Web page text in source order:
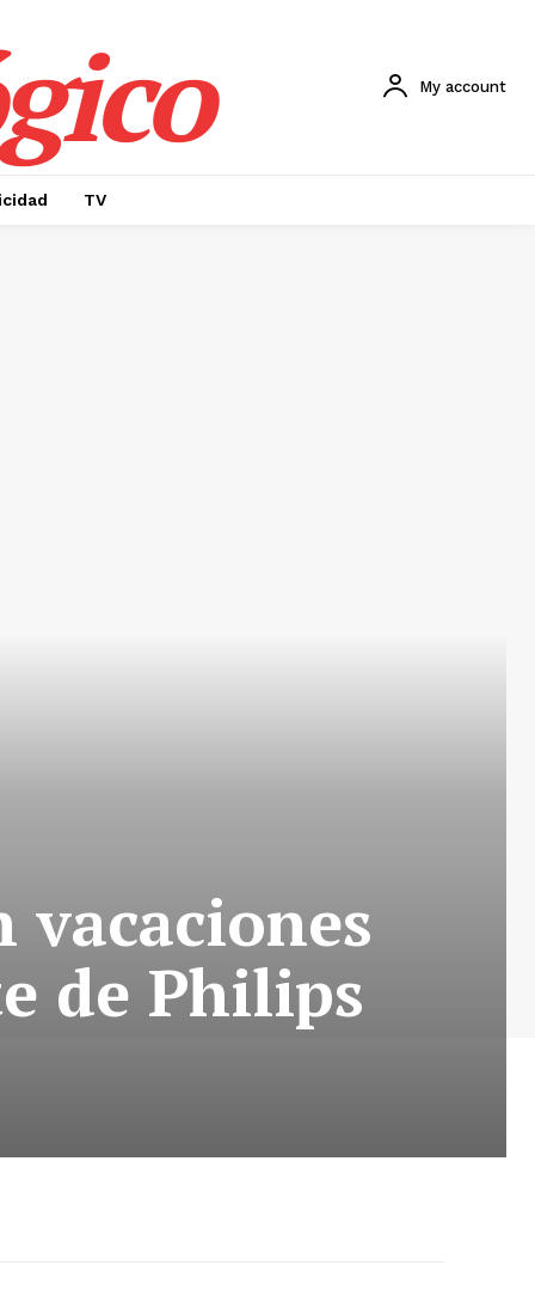
My account
TV
vacaciones
de Philips